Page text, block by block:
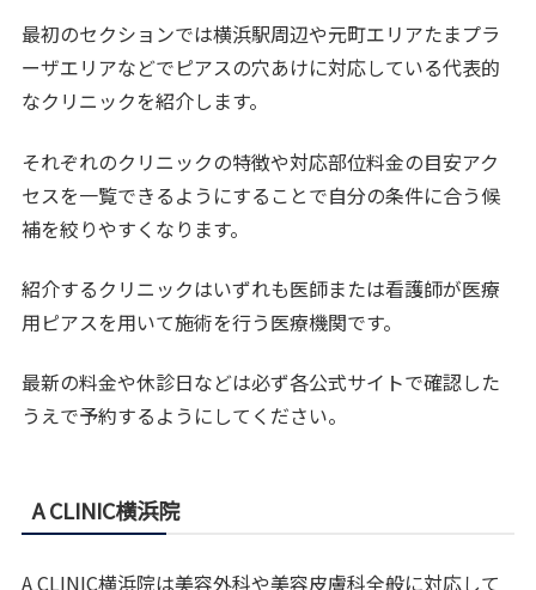
最初のセクションでは横浜駅周辺や元町エリアたまプラ
ーザエリアなどでピアスの穴あけに対応している代表的
なクリニックを紹介します。
それぞれのクリニックの特徴や対応部位料金の目安アク
セスを一覧できるようにすることで自分の条件に合う候
補を絞りやすくなります。
紹介するクリニックはいずれも医師または看護師が医療
用ピアスを用いて施術を行う医療機関です。
最新の料金や休診日などは必ず各公式サイトで確認した
うえで予約するようにしてください。
A CLINIC横浜院
A CLINIC横浜院は美容外科や美容皮膚科全般に対応して